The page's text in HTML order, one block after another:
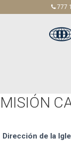
777
MISIÓN
Dirección de la